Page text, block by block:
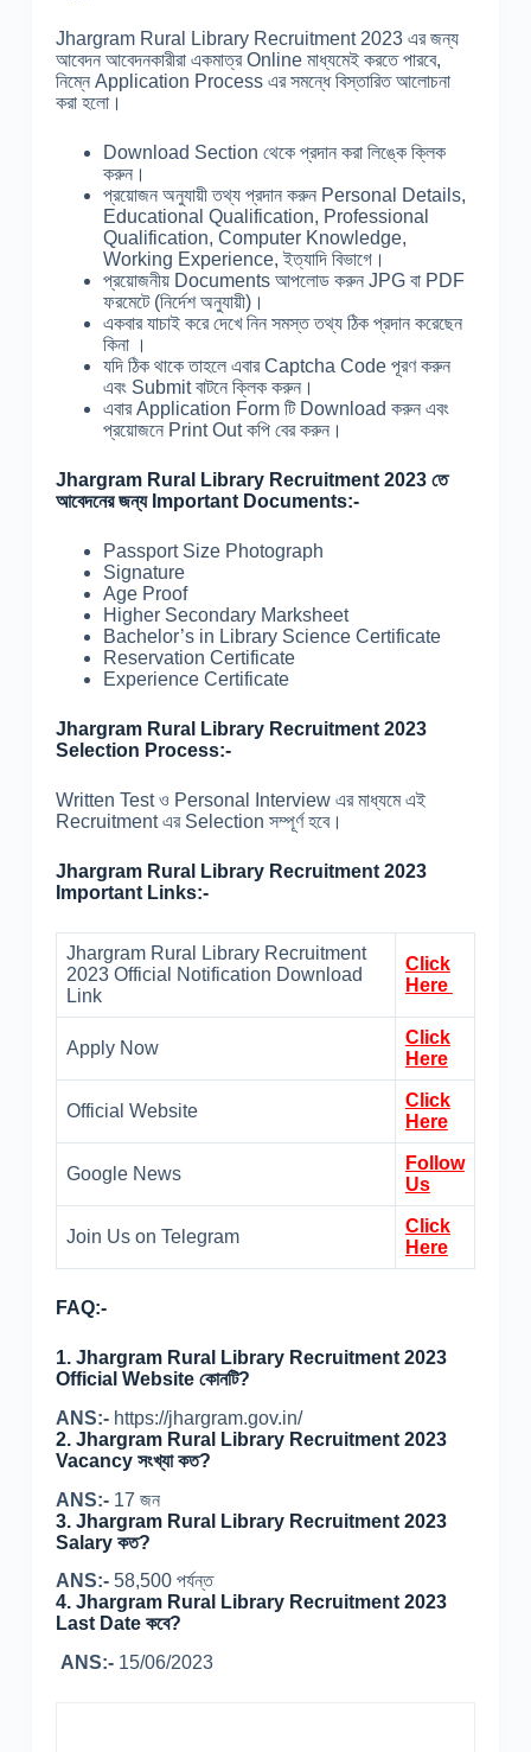
Jhargram Rural Library Recruitment 2023 এর জন্য
আবেদন আবেদনকারীরা একমাত্র Online মাধ্যমেই করতে পারবে,
নিম্নে Application Process এর সমন্ধে বিস্তারিত আলোচনা
করা হলো।
Download Section থেকে প্রদান করা লিঙ্কে ক্লিক
করুন।
প্রয়োজন অনুযায়ী তথ্য প্রদান করুন Personal Details,
Educational Qualification, Professional
Qualification, Computer Knowledge,
Working Experience, ইত্যাদি বিভাগে।
প্রয়োজনীয় Documents আপলোড করুন JPG বা PDF
ফরমেটে (নির্দেশ অনুযায়ী)।
একবার যাচাই করে দেখে নিন সমস্ত তথ্য ঠিক প্রদান করেছেন
কিনা ।
যদি ঠিক থাকে তাহলে এবার Captcha Code পূরণ করুন
এবং Submit বাটনে ক্লিক করুন।
এবার Application Form টি Download করুন এবং
প্রয়োজনে Print Out কপি বের করুন।
Jhargram Rural Library Recruitment 2023 তে
আবেদনের জন্য Important Documents:-
Passport Size Photograph
Signature
Age Proof
Higher Secondary Marksheet
Bachelor’s in Library Science Certificate
Reservation Certificate
Experience Certificate
Jhargram Rural Library Recruitment 2023
Selection Process:-
Written Test ও Personal Interview এর মাধ্যমে এই
Recruitment এর Selection সম্পূর্ণ হবে।
Jhargram Rural Library Recruitment 2023
Important Links:-
Jhargram Rural Library Recruitment
2023 Official Notification Download
Link
Click
Here
Apply Now
Click
Here
Official Website
Click
Here
Google News
Follow
Us
Join Us on Telegram
Click
Here
FAQ:-
1. Jhargram Rural Library Recruitment 2023
Official Website কোনটি?
ANS:-https://jhargram.gov.in/
2. Jhargram Rural Library Recruitment 2023
Vacancy সংখ্যা কত?
ANS:-17 জন
3. Jhargram Rural Library Recruitment 2023
Salary কত?
ANS:-58,500 পর্যন্ত
4. Jhargram Rural Library Recruitment 2023
Last Date কবে?
ANS:-15/06/2023